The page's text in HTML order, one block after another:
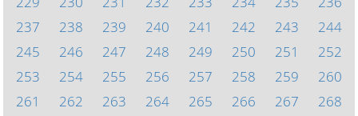
237
238 239 240 241 242 243
244
245
246 247 248 249 250 251
252
253
254 255 256 257 258 259
260
261
262 263 264 265 266 267
268